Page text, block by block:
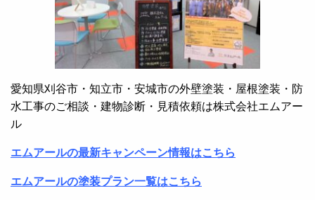
愛知県刈谷市・知立市・安城市の外壁塗装・屋根塗装・防
水工事のご相談・建物診断・見積依頼は株式会社エムアー
ル
エムアールの最新キャンペーン情報はこちら
エムアールの塗装プラン一覧はこちら